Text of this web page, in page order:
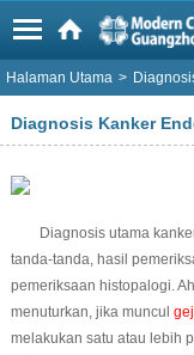
Halaman Utama >
Diagnosis Kanker
Diagnosis utama kanker
tanda-tanda, hasil
pemeriksaan histopalogi.
menuturkan, jika muncul
melakukan satu atau lebih